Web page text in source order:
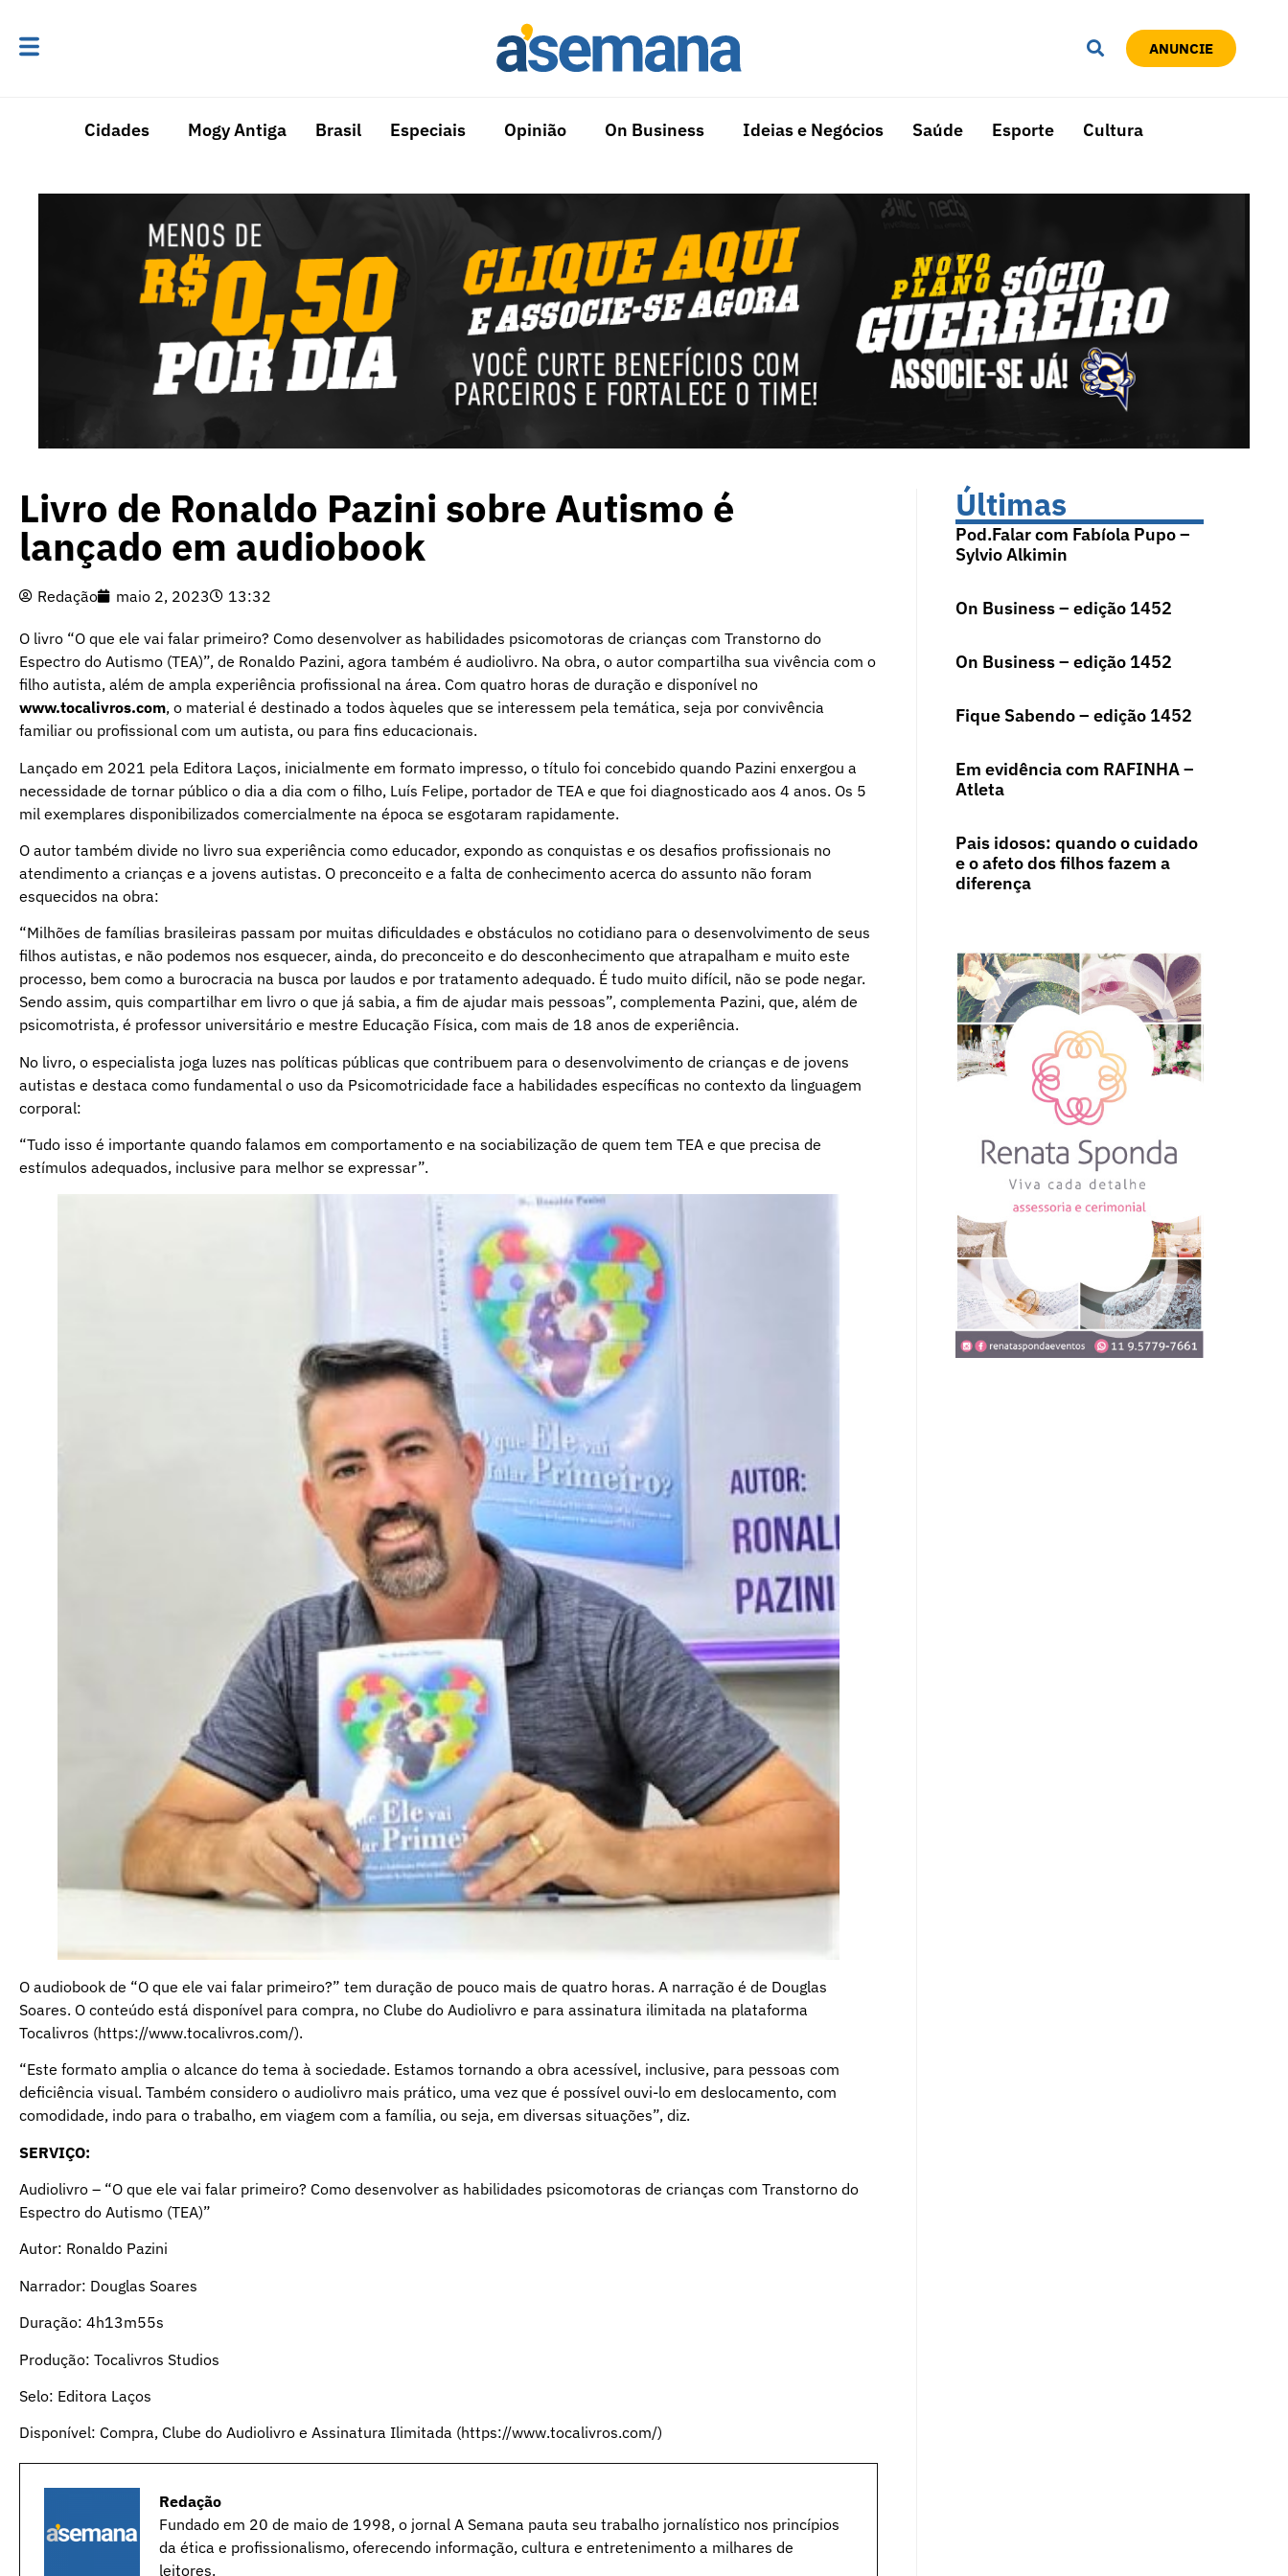
ANUNCIE
Cidades Mogy Antiga Brasil Especiais Opinião On Business Ideias e Negócios Saúde Esporte Cultura
Livro de Ronaldo Pazini sobre Autismo é
lançado em audiobook
Redação maio 2, 2023 13:32
O livro “O que ele vai falar primeiro? Como desenvolver as habilidades psicomotoras de crianças com Transtorno do
Espectro do Autismo (TEA)”, de Ronaldo Pazini, agora também é audiolivro. Na obra, o autor compartilha sua vivência com o
filho autista, além de ampla experiência profissional na área. Com quatro horas de duração e disponível no
www.tocalivros.com, o material é destinado a todos àqueles que se interessem pela temática, seja por convivência
familiar ou profissional com um autista, ou para fins educacionais.
Lançado em 2021 pela Editora Laços, inicialmente em formato impresso, o título foi concebido quando Pazini enxergou a
necessidade de tornar público o dia a dia com o filho, Luís Felipe, portador de TEA e que foi diagnosticado aos 4 anos. Os 5
mil exemplares disponibilizados comercialmente na época se esgotaram rapidamente.
O autor também divide no livro sua experiência como educador, expondo as conquistas e os desafios profissionais no
atendimento a crianças e a jovens autistas. O preconceito e a falta de conhecimento acerca do assunto não foram
esquecidos na obra:
“Milhões de famílias brasileiras passam por muitas dificuldades e obstáculos no cotidiano para o desenvolvimento de seus
filhos autistas, e não podemos nos esquecer, ainda, do preconceito e do desconhecimento que atrapalham e muito este
processo, bem como a burocracia na busca por laudos e por tratamento adequado. É tudo muito difícil, não se pode negar.
Sendo assim, quis compartilhar em livro o que já sabia, a fim de ajudar mais pessoas”, complementa Pazini, que, além de
psicomotrista, é professor universitário e mestre Educação Física, com mais de 18 anos de experiência.
No livro, o especialista joga luzes nas políticas públicas que contribuem para o desenvolvimento de crianças e de jovens
autistas e destaca como fundamental o uso da Psicomotricidade face a habilidades específicas no contexto da linguagem
corporal:
“Tudo isso é importante quando falamos em comportamento e na sociabilização de quem tem TEA e que precisa de
estímulos adequados, inclusive para melhor se expressar”.
O audiobook de “O que ele vai falar primeiro?” tem duração de pouco mais de quatro horas. A narração é de Douglas
Soares. O conteúdo está disponível para compra, no Clube do Audiolivro e para assinatura ilimitada na plataforma
Tocalivros (https://www.tocalivros.com/).
“Este formato amplia o alcance do tema à sociedade. Estamos tornando a obra acessível, inclusive, para pessoas com
deficiência visual. Também considero o audiolivro mais prático, uma vez que é possível ouvi-lo em deslocamento, com
comodidade, indo para o trabalho, em viagem com a família, ou seja, em diversas situações”, diz.
SERVIÇO:
Audiolivro – “O que ele vai falar primeiro? Como desenvolver as habilidades psicomotoras de crianças com Transtorno do
Espectro do Autismo (TEA)”
Autor: Ronaldo Pazini
Narrador: Douglas Soares
Duração: 4h13m55s
Produção: Tocalivros Studios
Selo: Editora Laços
Disponível: Compra, Clube do Audiolivro e Assinatura Ilimitada (https://www.tocalivros.com/)
Redação
Fundado em 20 de maio de 1998, o jornal A Semana pauta seu trabalho jornalístico nos princípios
da ética e profissionalismo, oferecendo informação, cultura e entretenimento a milhares de
leitores.
Últimas
Pod.Falar com Fabíola Pupo –
Sylvio Alkimin
On Business – edição 1452
On Business – edição 1452
Fique Sabendo – edição 1452
Em evidência com RAFINHA –
Atleta
Pais idosos: quando o cuidado
e o afeto dos filhos fazem a
diferença